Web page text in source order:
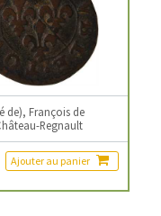
de), François de
Regnault
Ajouter au panier